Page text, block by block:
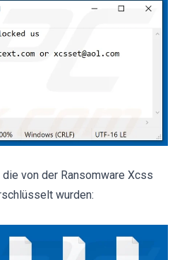
von der Ransomware Xcss
wurden: